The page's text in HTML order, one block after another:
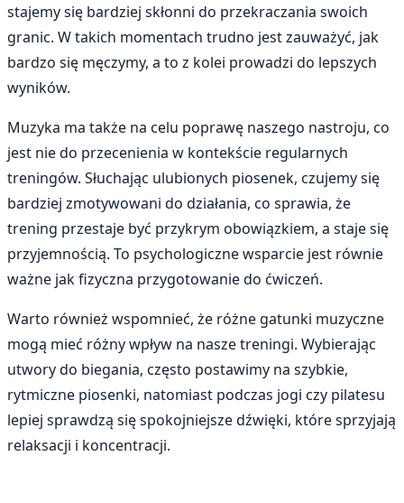
stajemy się bardziej skłonni do przekraczania swoich
granic. W takich momentach trudno jest zauważyć, jak
bardzo się męczymy, a to z kolei prowadzi do lepszych
wyników.
Muzyka ma także na celu poprawę naszego nastroju, co
jest nie do przecenienia w kontekście regularnych
treningów. Słuchając ulubionych piosenek, czujemy się
bardziej zmotywowani do działania, co sprawia, że
trening przestaje być przykrym obowiązkiem, a staje się
przyjemnością. To psychologiczne wsparcie jest równie
ważne jak fizyczna przygotowanie do ćwiczeń.
Warto również wspomnieć, że różne gatunki muzyczne
mogą mieć różny wpływ na nasze treningi. Wybierając
utwory do biegania, często postawimy na szybkie,
rytmiczne piosenki, natomiast podczas jogi czy pilatesu
lepiej sprawdzą się spokojniejsze dźwięki, które sprzyjają
relaksacji i koncentracji.